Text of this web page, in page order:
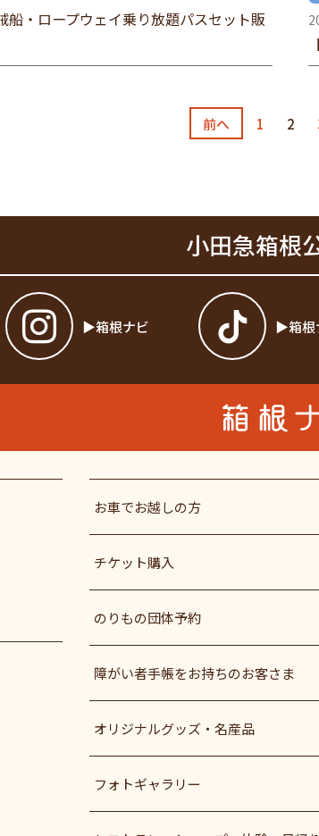
・ロープウェイ乗り放題パスセット販
前へ 1 2
小田急箱根
箱根ナビ 箱根
お車でお越しの方
チケット購入
のりもの団体予約
障がい者⼿帳をお持ちのお客さま
オリジナルグッズ・名産品
フォトギャラリー